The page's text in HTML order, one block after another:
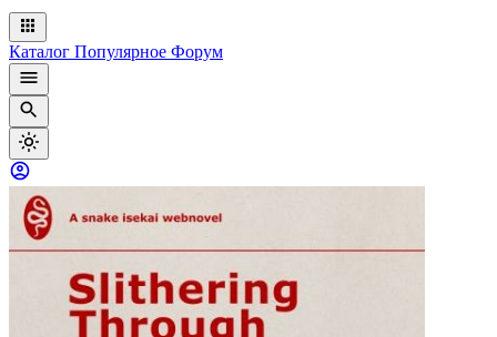
Каталог Популярное Форум